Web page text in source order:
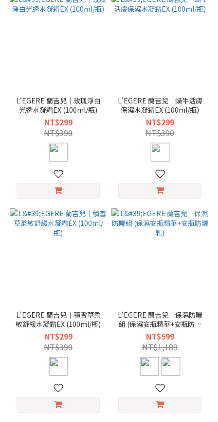
L'EGERE 蘭吉兒｜玫瑰淨白
光透水凝霜EX (100ml/瓶)
NT$299
NT$390
L'EGERE 蘭吉兒｜蝸牛活膚
保濕水凝霜EX (100ml/瓶)
NT$299
NT$390
L'EGERE 蘭吉兒｜積雪草柔
敏舒緩水凝霜EX (100ml/瓶)
NT$299
NT$390
L'EGERE 蘭吉兒｜保濕防曬
組 (保濕安瓶精華+安瓶防曬
乳)
NT$599
NT$1,189